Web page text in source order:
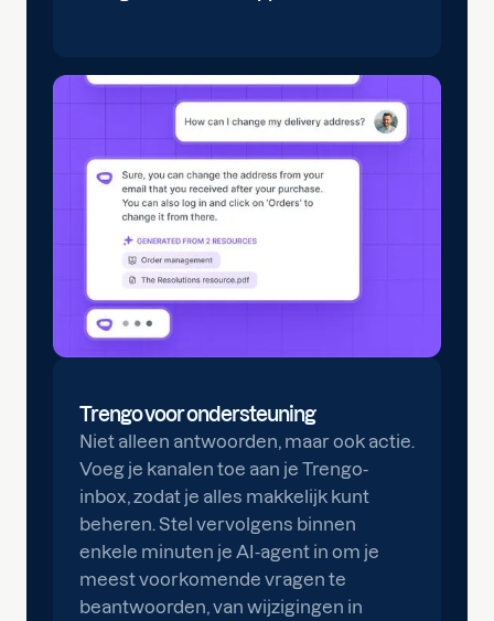
Trengo voor ondersteuning
Niet alleen antwoorden, maar ook actie.
Voeg je kanalen toe aan je Trengo-
inbox, zodat je alles makkelijk kunt
beheren. Stel vervolgens binnen
enkele minuten je AI-agent in om je
meest voorkomende vragen te
beantwoorden, van wijzigingen in